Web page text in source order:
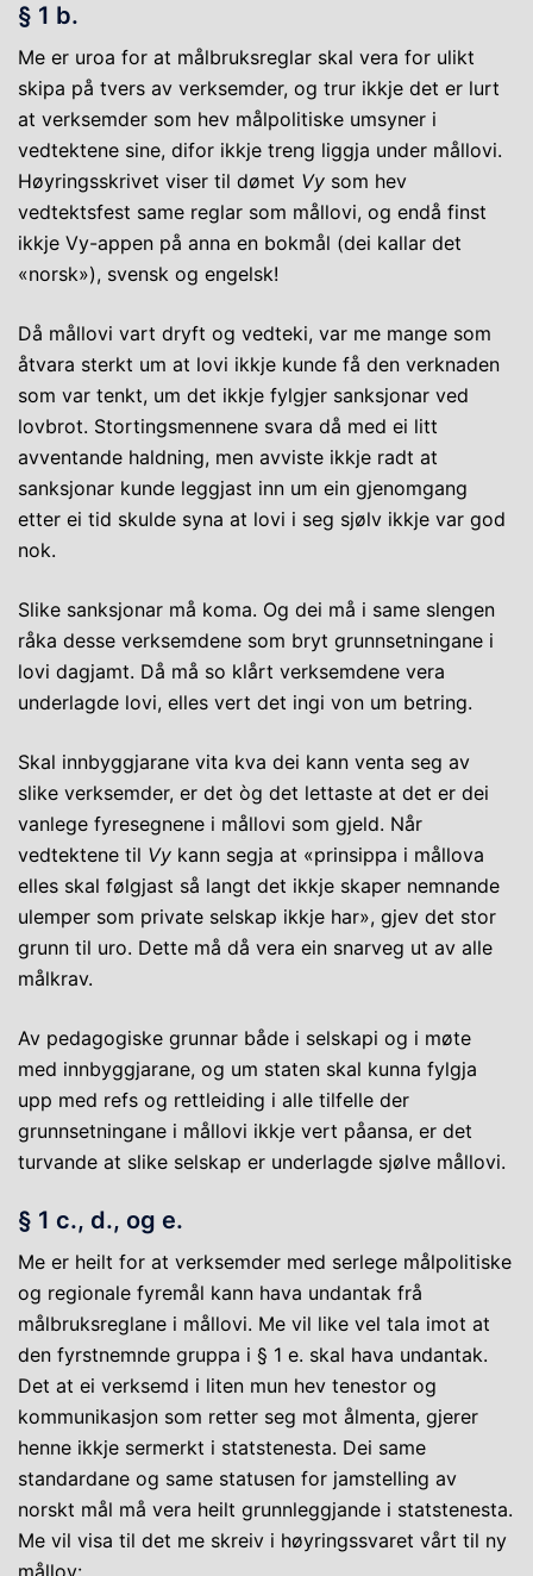
§ 1 b.
Me er uroa for at målbruksreglar skal vera for ulikt
skipa på tvers av verksemder, og trur ikkje det er lurt
at verksemder som hev målpolitiske umsyner i
vedtektene sine, difor ikkje treng liggja under mållovi.
Høyringsskrivet viser til dømet Vy som hev
vedtektsfest same reglar som mållovi, og endå finst
ikkje Vy-appen på anna en bokmål (dei kallar det
«norsk»), svensk og engelsk!
Då mållovi vart dryft og vedteki, var me mange som
åtvara sterkt um at lovi ikkje kunde få den verknaden
som var tenkt, um det ikkje fylgjer sanksjonar ved
lovbrot. Stortingsmennene svara då med ei litt
avventande haldning, men avviste ikkje radt at
sanksjonar kunde leggjast inn um ein gjenomgang
etter ei tid skulde syna at lovi i seg sjølv ikkje var god
nok.
Slike sanksjonar må koma. Og dei må i same slengen
råka desse verksemdene som bryt grunnsetningane i
lovi dagjamt. Då må so klårt verksemdene vera
underlagde lovi, elles vert det ingi von um betring.
Skal innbyggjarane vita kva dei kann venta seg av
slike verksemder, er det òg det lettaste at det er dei
vanlege fyresegnene i mållovi som gjeld. Når
vedtektene til Vy kann segja at «prinsippa i mållova
elles skal følgjast så langt det ikkje skaper nemnande
ulemper som private selskap ikkje har», gjev det stor
grunn til uro. Dette må då vera ein snarveg ut av alle
målkrav.
Av pedagogiske grunnar både i selskapi og i møte
med innbyggjarane, og um staten skal kunna fylgja
upp med refs og rettleiding i alle tilfelle der
grunnsetningane i mållovi ikkje vert påansa, er det
turvande at slike selskap er underlagde sjølve mållovi.
§ 1 c., d., og e.
Me er heilt for at verksemder med serlege målpolitiske
og regionale fyremål kann hava undantak frå
målbruksreglane i mållovi. Me vil like vel tala imot at
den fyrstnemnde gruppa i § 1 e. skal hava undantak.
Det at ei verksemd i liten mun hev tenestor og
kommunikasjon som retter seg mot ålmenta, gjerer
henne ikkje sermerkt i statstenesta. Dei same
standardane og same statusen for jamstelling av
norskt mål må vera heilt grunnleggjande i statstenesta.
Me vil visa til det me skreiv i høyringssvaret vårt til ny
mållov: